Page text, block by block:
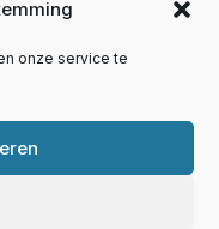
onze service te